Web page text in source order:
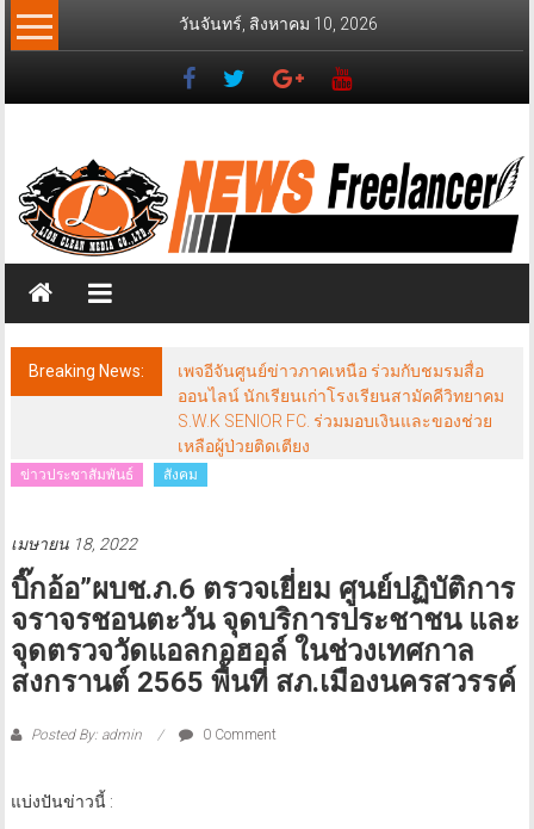
Skip
to
วันจันทร์, สิงหาคม 10, 2026
News
Freelancer
วส์
ฟรี
แลน
เซอร์
Breaking News:
เพจอีจันศูนย์ข่าวภาคเหนือ ร่วมกับชมรมสื่อ
ออนไลน์ นักเรียนเก่าโรงเรียนสามัคคีวิทยาคม
S.W.K SENIOR FC. ร่วมมอบเงินและของช่วย
เหลือผู้ป่วยติดเตียง
ข่าวประชาสัมพันธ์ สังคม
เมษายน 18, 2022
บิ๊กอ้อ”ผบช.ภ.6 ตรวจเยี่ยม ศูนย์ปฏิบัติการ
จราจรชอนตะวัน จุดบริการประชาชน และ
จุดตรวจวัดแอลกอฮอล์ ในช่วงเทศกาล
สงกรานต์ 2565 พื้นที่ สภ.เมืองนครสวรรค์
Posted By: admin 0 Comment
แบ่งปันข่าวนี้ :